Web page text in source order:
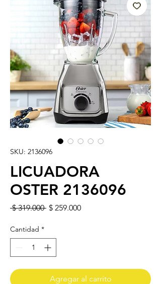
SKU: 2136096
LICUADORA
OSTER 2136096
$ 319.000 Precio
$ 259.000Precio de oferta
Cantidad *
Agregar al carrito